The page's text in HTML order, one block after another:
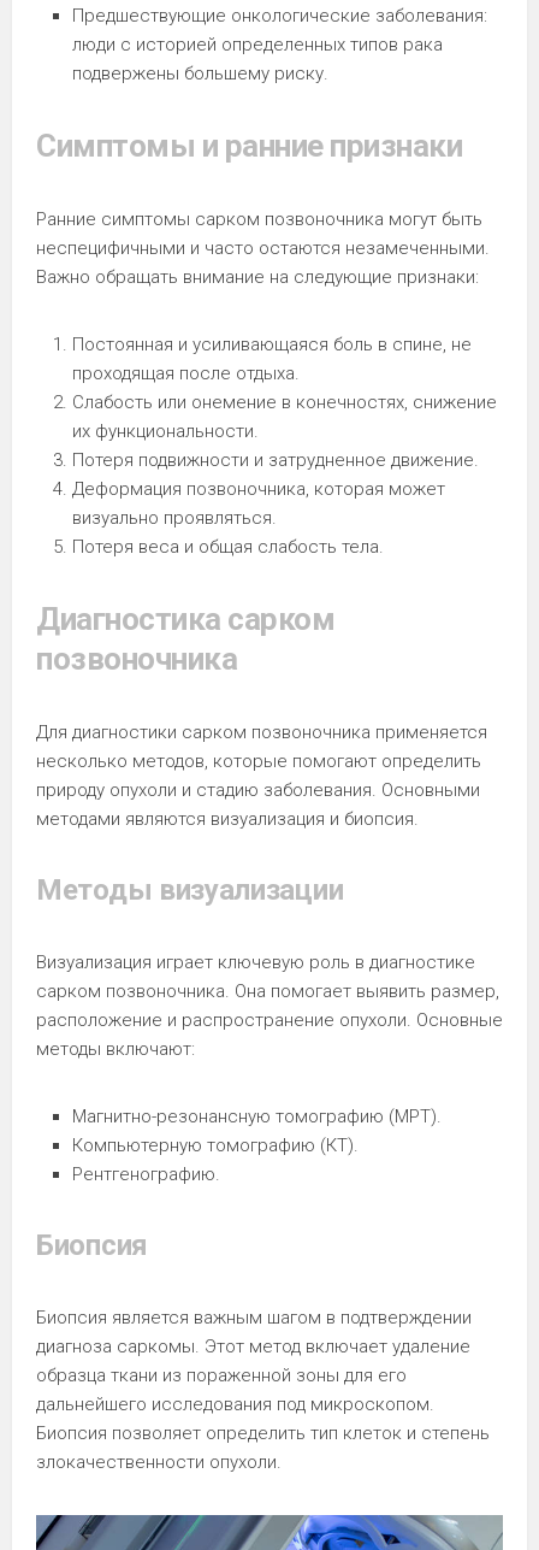
Предшествующие онкологические заболевания:
люди с историей определенных типов рака
подвержены большему риску.
Симптомы и ранние признаки
Ранние симптомы сарком позвоночника могут быть
неспецифичными и часто остаются незамеченными.
Важно обращать внимание на следующие признаки:
Постоянная и усиливающаяся боль в спине, не
проходящая после отдыха.
Слабость или онемение в конечностях, снижение
их функциональности.
Потеря подвижности и затрудненное движение.
Деформация позвоночника, которая может
визуально проявляться.
Потеря веса и общая слабость тела.
Диагностика сарком
позвоночника
Для диагностики сарком позвоночника применяется
несколько методов, которые помогают определить
природу опухоли и стадию заболевания. Основными
методами являются визуализация и биопсия.
Методы визуализации
Визуализация играет ключевую роль в диагностике
сарком позвоночника. Она помогает выявить размер,
расположение и распространение опухоли. Основные
методы включают:
Магнитно-резонансную томографию (МРТ).
Компьютерную томографию (КТ).
Рентгенографию.
Биопсия
Биопсия является важным шагом в подтверждении
диагноза саркомы. Этот метод включает удаление
образца ткани из пораженной зоны для его
дальнейшего исследования под микроскопом.
Биопсия позволяет определить тип клеток и степень
злокачественности опухоли.